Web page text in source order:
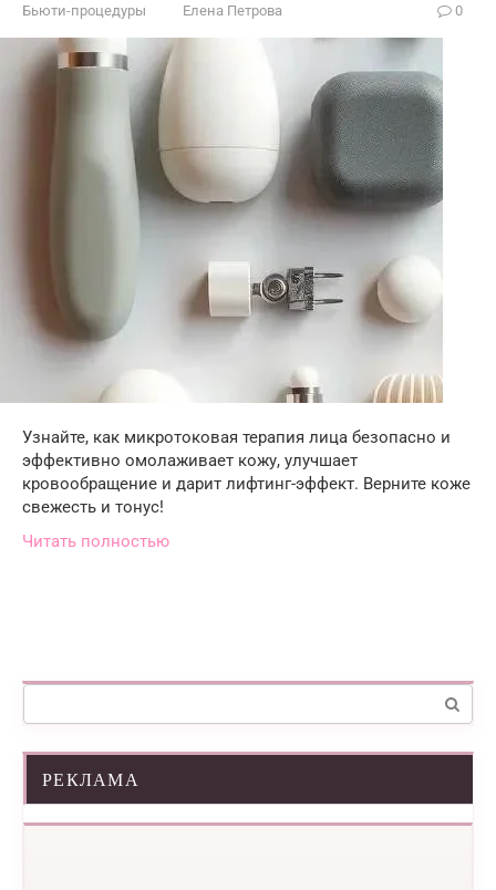
Бьюти-процедуры Елена Петрова 0
Узнайте, как микротоковая терапия лица безопасно и
эффективно омолаживает кожу, улучшает
кровообращение и дарит лифтинг-эффект. Верните коже
свежесть и тонус!
Читать полностью
Поиск:
РЕКЛАМА